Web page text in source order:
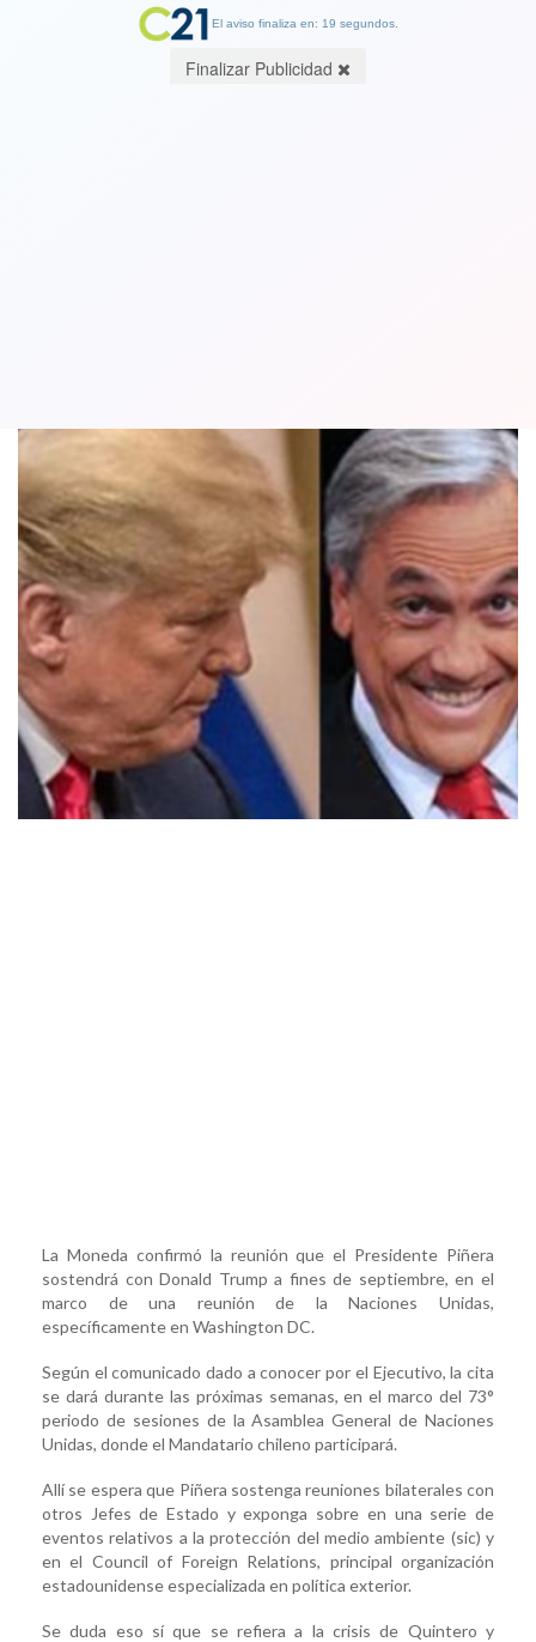
La Moneda confirmó la reunión que el Presidente Piñera
sostendrá con Donald Trump a fines de septiembre, en el
marco de una reunión de la Naciones Unidas,
específicamente en Washington DC.
Según el comunicado dado a conocer por el Ejecutivo, la cita
se dará durante las próximas semanas, en el marco del 73°
periodo de sesiones de la Asamblea General de Naciones
Unidas, donde el Mandatario chileno participará.
Allí se espera que Piñera sostenga reuniones bilaterales con
otros Jefes de Estado y exponga sobre en una serie de
eventos relativos a la protección del medio ambiente (sic) y
en el Council of Foreign Relations, principal organización
estadounidense especializada en política exterior.
Se duda eso sí que se refiera a la crisis de Quintero y
El aviso finaliza en: 19 segundos.
Finalizar Publicidad